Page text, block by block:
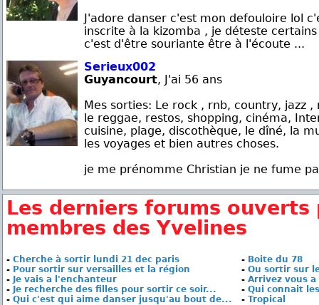
J'adore danser c'est mon defouloire lol
inscrite à la kizomba , je déteste
c'est d'être souriante être à l'écoute ...
Serieux002
Guyancourt, J'ai 56 ans
Mes sorties: Le rock , rnb, country, jazz
le reggae, restos, shopping, cinéma,
cuisine, plage, discothèque, le dîné, la
les voyages et bien autres choses.
je me prénomme Christian je ne fume
Les derniers forums ouverts
membres des Yvelines
- Cherche à sortir lundi 21 dec paris
- Pour sortir sur versailles et la région
- Je vais a l'enchanteur
- Je recherche des filles pour sortir ce soir...
- Qui c'est qui aime danser jusqu'au bout de...
- Boite du 78
- Ou sortir sur
- Arrivez vous
- Qui connait
- Tropical